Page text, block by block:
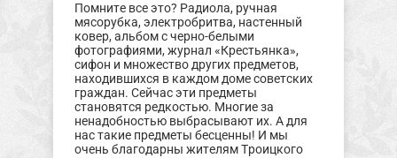
Помните все это? Радиола, ручная
мясорубка, электробритва, настенный
ковер, альбом с черно-белыми
фотографиями, журнал «Крестьянка»,
сифон и множество других предметов,
находившихся в каждом доме советских
граждан. Сейчас эти предметы
становятся редкостью. Многие за
ненадобностью выбрасывают их. А для
нас такие предметы бесценны! И мы
очень благодарны жителям Троицкого